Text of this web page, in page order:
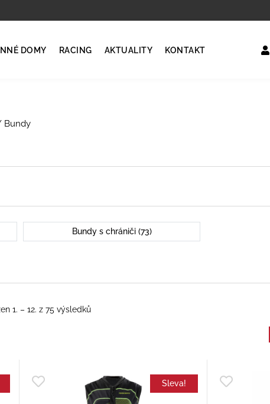
DOMY RACING AKTUALITY KONTAKT
Bundy s chrániči (73)
1. – 12. z 75 výsledků
Sleva!